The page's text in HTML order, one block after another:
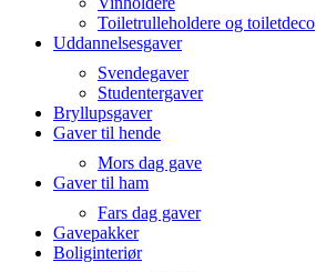
Toiletrulleholdere og toiletdeco
Uddannelsesgaver
Svendegaver
Studentergaver
Bryllupsgaver
Gaver til hende
Mors dag gave
Gaver til ham
Fars dag gaver
Gavepakker
Boliginteriør